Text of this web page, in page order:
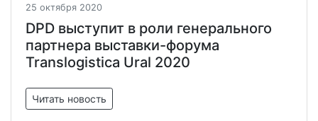
25 октября 2020
DPD выступит в роли генерального
партнера выставки-форума
Translogistica Ural 2020
Читать новость